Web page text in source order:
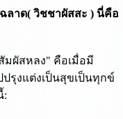
ลาด( วิชชาผัสสะ ) นี่คือ
มผัสหลง" คือเมื่อมี
รุงแต่งเป็นสุขเป็นทุกข์
: